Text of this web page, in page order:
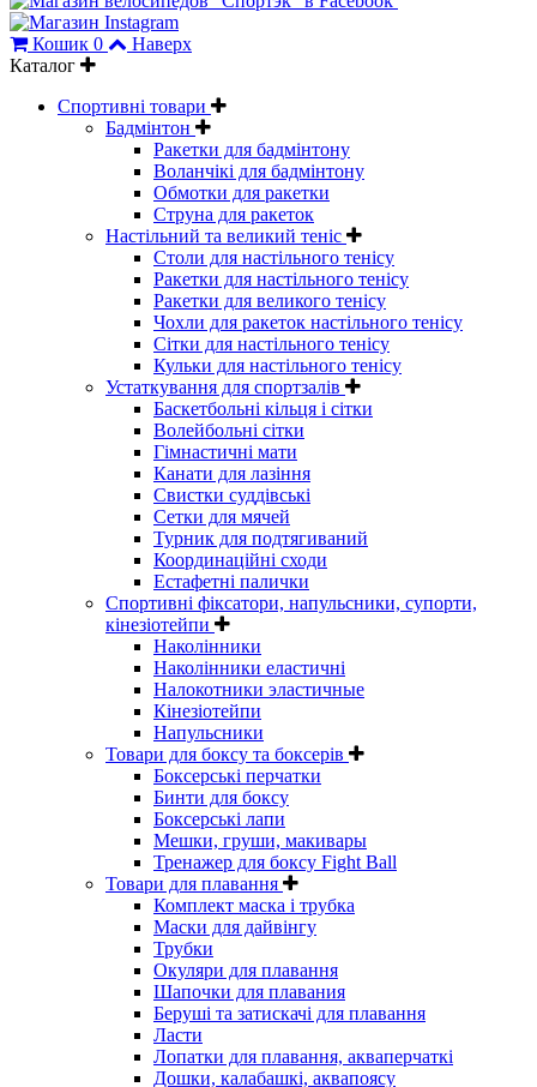
Кошик 0
Наверх
Каталог
Спортивні товари
Бадмінтон
Ракетки для бадмінтону
Воланчікі для бадмінтону
Обмотки для ракетки
Струна для ракеток
Настільний та великий теніс
Столи для настільного тенісу
Ракетки для настільного тенісу
Ракетки для великого тенісу
Чохли для ракеток настільного тенісу
Сітки для настільного тенісу
Кульки для настільного тенісу
Устаткування для спортзалів
Баскетбольні кільця і сітки
Волейбольні сітки
Гімнастичні мати
Канати для лазіння
Свистки суддівські
Сетки для мячей
Турник для подтягиваний
Координаційні сходи
Естафетні палички
Спортивні фіксатори, напульсники, супорти,
кінезіотейпи
Наколінники
Наколінники еластичні
Налокотники эластичные
Кінезіотейпи
Напульсники
Товари для боксу та боксерів
Боксерські перчатки
Бинти для боксу
Боксерські лапи
Мешки, груши, макивары
Тренажер для боксу Fight Ball
Товари для плавання
Комплект маска і трубка
Маски для дайвінгу
Трубки
Окуляри для плавання
Шапочки для плавания
Беруші та затискачі для плавання
Ласти
Лопатки для плавання, акваперчаткі
Дошки, калабашкі, аквапоясу